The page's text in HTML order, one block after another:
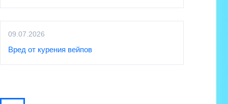
09.07.2026
Вред от курения вейпов